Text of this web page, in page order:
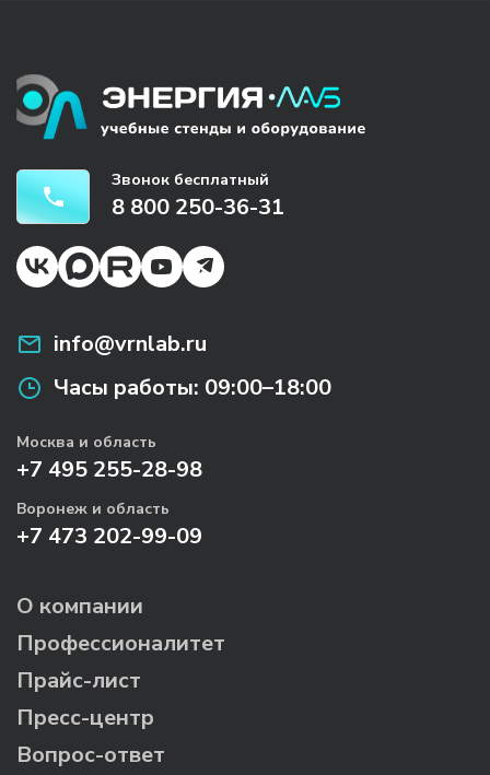
Звонок бесплатный
8 800 250-36-31
info@vrnlab.ru
Часы работы: 09:00–18:00
Москва и область
+7 495 255-28-98
Воронеж и область
+7 473 202-99-09
О компании
Профессионалитет
Прайс-лист
Пресс-центр
Вопрос-ответ